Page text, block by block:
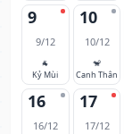
9
9/12
🐐
Kỷ Mùi
10
10/12
🐒
Canh Thân
16
16/12
17
17/12